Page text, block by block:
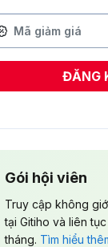
ĐĂNG
Gói hội viên
Truy cập không
tại Gitiho và liên
tháng. Tìm hiểu